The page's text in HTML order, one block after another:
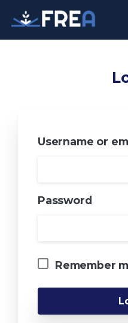
Username or
Password
Remember